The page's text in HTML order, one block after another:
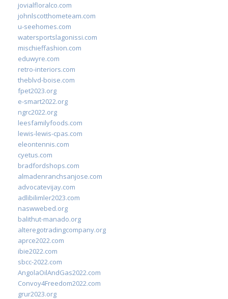
jovialfloralco.com
johnlscotthometeam.com
u-seehomes.com
watersportslagonissi.com
mischieffashion.com
eduwyre.com
retro-interiors.com
theblvd-boise.com
fpet2023.org
e-smart2022.org
ngrc2022.org
leesfamilyfoods.com
lewis-lewis-cpas.com
eleontennis.com
cyetus.com
bradfordshops.com
almadenranchsanjose.com
advocatevijay.com
adlibilimler2023.com
naswwebed.org
balithut-manado.org
alteregotradingcompany.org
aprce2022.com
ibie2022.com
sbcc-2022.com
AngolaOilAndGas2022.com
Convoy4Freedom2022.com
grur2023.org